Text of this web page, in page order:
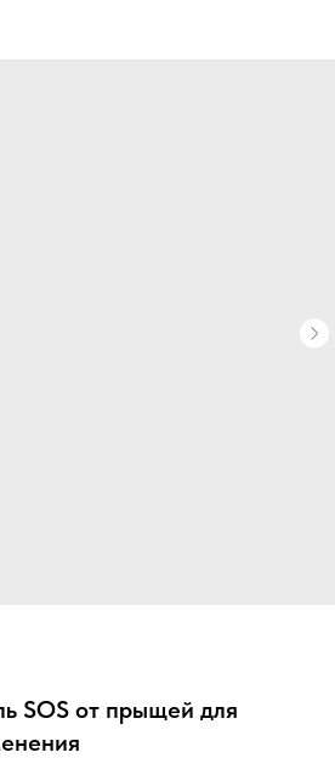
SOS от прыщей для